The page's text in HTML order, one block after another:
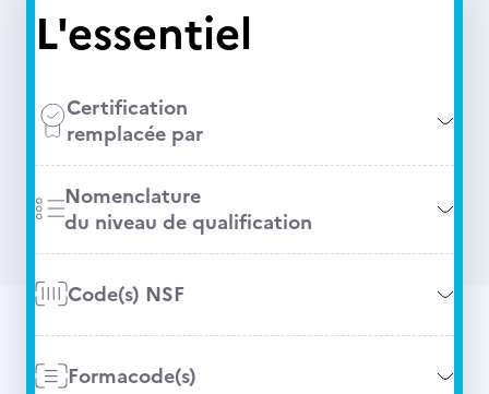
L'essentiel
Certification
remplacée par
Nomenclature
du niveau de qualification
Code(s) NSF
Formacode(s)